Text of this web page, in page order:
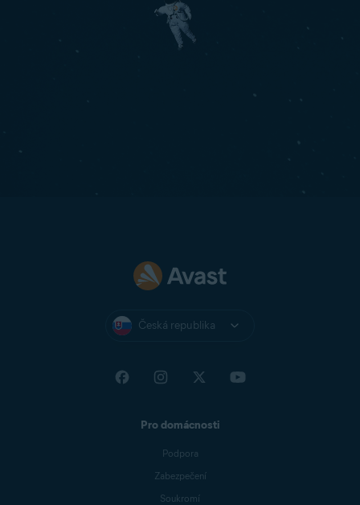
Česká republika
Pro domácnosti
Podpora
Zabezpečení
Soukromí